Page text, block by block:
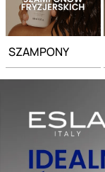
SZAMPONY